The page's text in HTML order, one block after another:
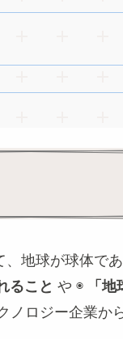
地球が球体で
ること や ◉
「
ロジー企業か